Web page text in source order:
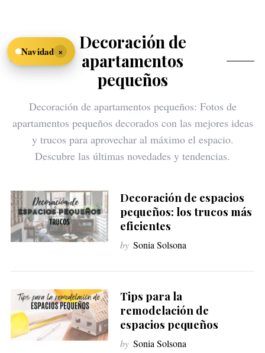
Decoración de
apartamentos
pequeños
Decoración de apartamentos pequeños: Fotos de
apartamentos pequeños decorados con las mejores ideas
y trucos para aprovechar al máximo el espacio.
Descubre las últimas novedades y tendencias.
Decoración de espacios
pequeños: los trucos más
eficientes
by Sonia Solsona
Tips para la
remodelación de
espacios pequeños
by Sonia Solsona
Navidad ×